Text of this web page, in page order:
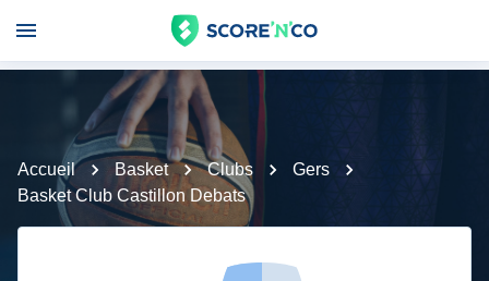
Accueil Basket Clubs
Gers
Basket Club Castillon Debats